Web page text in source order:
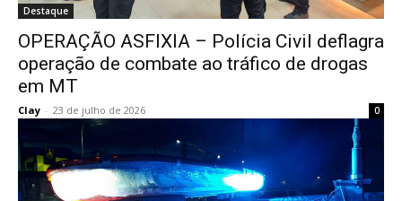
Destaque
OPERAÇÃO ASFIXIA – Polícia Civil deflagra
operação de combate ao tráfico de drogas
em MT
Clay - 23 de julho de 2026 0